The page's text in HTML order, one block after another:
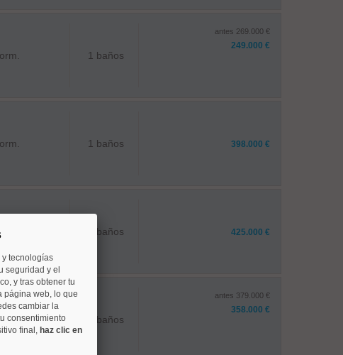
1 baños
antes 269.000 €
249.000 €
1 baños 398.000 €
1 baños 425.000 €
2 baños
antes 379.000 €
358.000 €
tecnologías
seguridad y el
y tras obtener tu
página web, lo que
cambiar la
consentimiento
final, haz clic en